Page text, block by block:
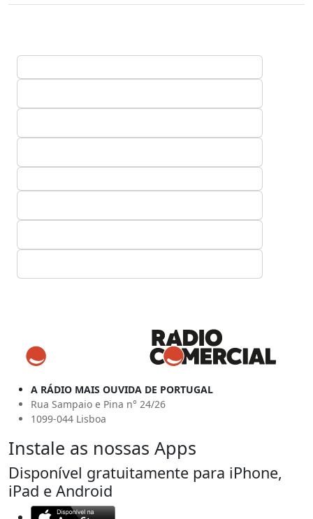
A RÁDIO MAIS OUVIDA DE PORTUGAL
Rua Sampaio e Pina n° 24/26
1099-044 Lisboa
Instale as nossas Apps
Disponível gratuitamente para iPhone,
iPad e Android